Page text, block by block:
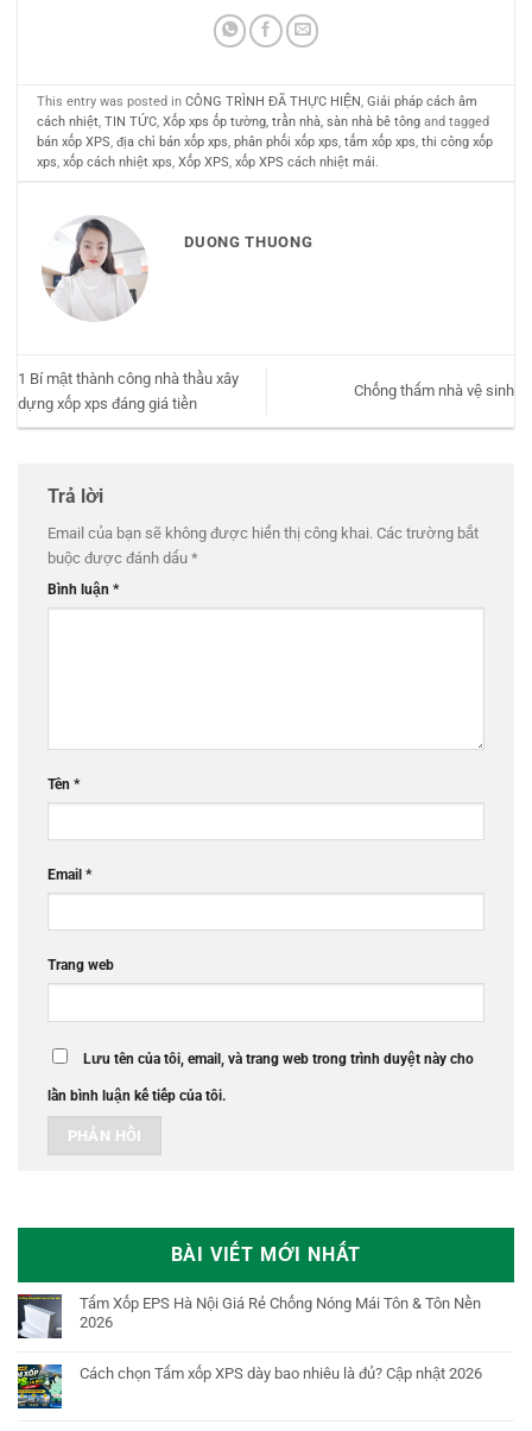
BÀI VIẾT MỚI NHẤT
Tấm Xốp EPS Hà Nội Giá Rẻ Chống Nóng Mái Tôn & Tôn Nền
2026
Cách chọn Tấm xốp XPS dày bao nhiêu là đủ? Cập nhật 2026
This entry was posted inCÔNG TRÌNH ĐÃ THỰC HIỆN,Giải pháp cách âm
cách nhiệt,TIN TỨC,Xốp xps ốp tường, trần nhà, sàn nhà bê tông and tagged
bán xốp XPS,địa chỉ bán xốp xps,phân phối xốp xps,tấm xốp xps,thi công xốp
xps,xốp cách nhiệt xps,Xốp XPS,xốp XPS cách nhiệt mái.
DUONG THUONG
1 Bí mật thành công nhà thầu xây
dựng xốp xps đáng giá tiền
Chống thấm nhà vệ sinh
Trả lời
Email của bạn sẽ không được hiển thị công khai. Các trường bắt
buộc được đánh dấu *
Bình luận *
Tên *
Email *
Trang web
Lưu tên của tôi, email, và trang web trong trình duyệt này cho
lần bình luận kế tiếp của tôi.